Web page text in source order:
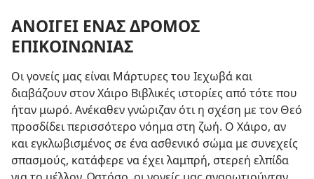
ΑΝΟΙΓΕΙ ΕΝΑΣ ΔΡΟΜΟΣ
ΕΠΙΚΟΙΝΩΝΙΑΣ
Οι γονείς μας είναι Μάρτυρες του Ιεχωβά και
διαβάζουν στον Χάιρο Βιβλικές ιστορίες από τότε που
ήταν μωρό. Ανέκαθεν γνώριζαν ότι η σχέση με τον Θεό
προσδίδει περισσότερο νόημα στη ζωή. Ο Χάιρο, αν
και εγκλωβισμένος σε ένα ασθενικό σώμα με συνεχείς
σπασμούς, κατάφερε να έχει λαμπρή, στερεή ελπίδα